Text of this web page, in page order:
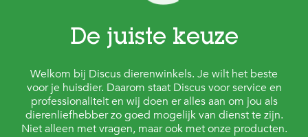
De juiste keuze
Welkom bij Discus dierenwinkels. Je wilt het beste
voor je huisdier. Daarom staat Discus voor service en
professionaliteit en wij doen er alles aan om jou als
dierenliefhebber zo goed mogelijk van dienst te zijn.
Niet alleen met vragen, maar ook met onze producten.